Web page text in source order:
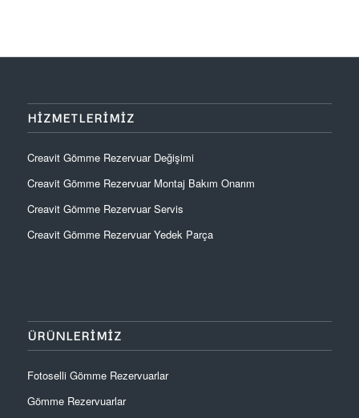
HIZMETLERIMIZ
Creavit Gömme Rezervuar Değişimi
Creavit Gömme Rezervuar Montaj Bakım Onarım
Creavit Gömme Rezervuar Servis
Creavit Gömme Rezervuar Yedek Parça
ÜRÜNLERIMIZ
Fotoselli Gömme Rezervuarlar
Gömme Rezervuarlar